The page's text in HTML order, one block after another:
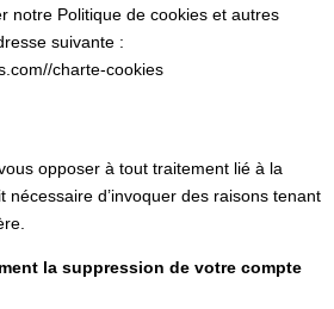
notre Politique de cookies et autres
suivante :
charte-cookies
opposer à tout traitement lié à la
nécessaire d’invoquer des raisons tenant
la suppression de votre compte